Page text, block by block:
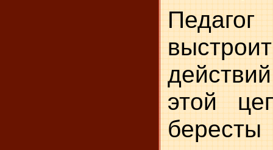
этой
бересты